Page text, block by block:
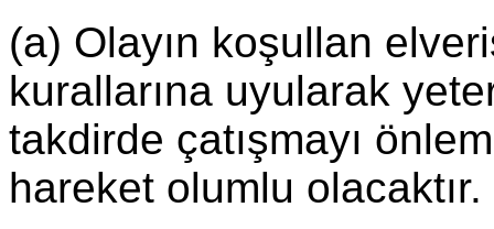
(a) Olayın koşullan
kurallarına uyularak
takdirde çatışmayı
hareket olumlu olacaktır.